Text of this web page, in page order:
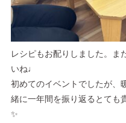
レシピもお配りしました。ま
いね♩
初めてのイベントでしたが、
緒に一年間を振り返るとても
✨